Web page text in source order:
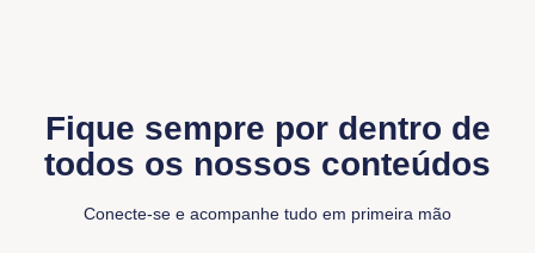
Fique sempre por dentro de
todos os nossos conteúdos
Conecte-se e acompanhe tudo em primeira mão